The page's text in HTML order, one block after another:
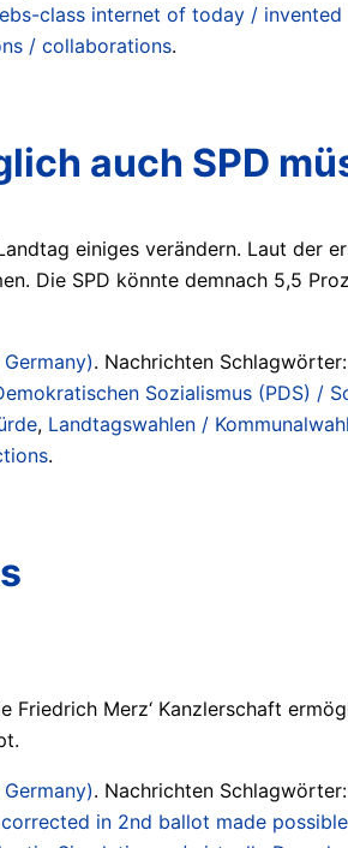
class internet of today /
/ collaborations.
auch SPD
einiges verändern. Laut der
Die SPD könnte demnach 5,5
. Nachrichten Schlagwörter:
Sozialismus (PDS) /
, Landtagswahlen /
.
Friedrich Merz‘ Kanzlerschaft
. Nachrichten Schlagwörter:
in 2nd ballot made